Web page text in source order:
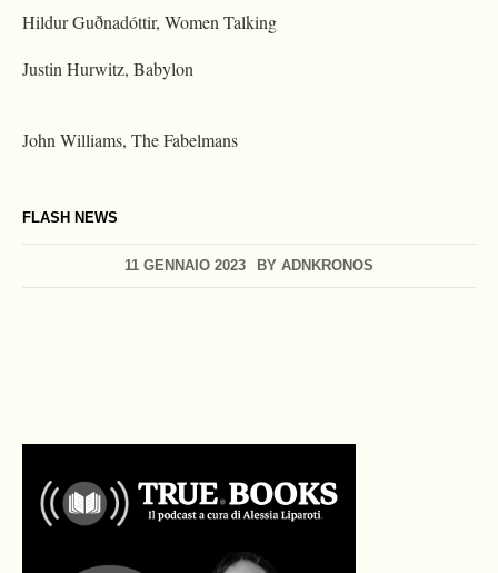
FLASH NEWS
11 GENNAIO 2023 BY ADNKRONOS
Hildur Guðnadóttir, Women Talking
Justin Hurwitz, Babylon
John Williams, The Fabelmans